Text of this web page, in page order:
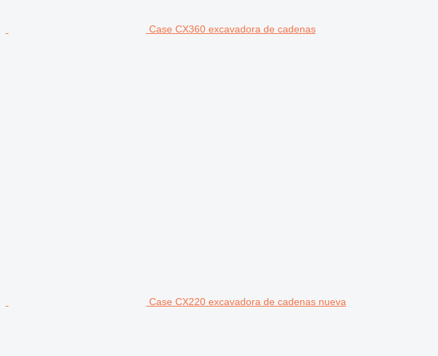
Case CX360 excavadora de cadenas
Case CX220 excavadora de cadenas nueva